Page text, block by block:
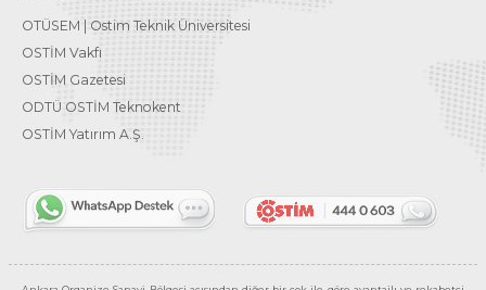
OTÜSEM | Ostim Teknik Üniversitesi
OSTİM Vakfı
OSTİM Gazetesi
ODTÜ OSTİM Teknokent
OSTİM Yatırım A.Ş.